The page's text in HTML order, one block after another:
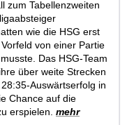
zum Tabellenzweiten
wie die HSG erst
von einer Partie
Das HSG-Team
über weite Strecken
Auswärtserfolg in
Chance auf die
erspielen. mehr